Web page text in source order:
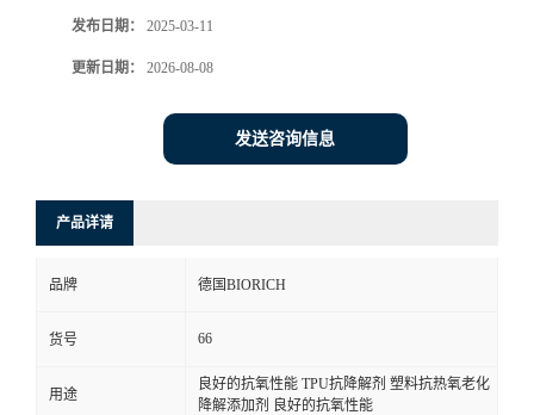
发布日期： 2025-03-11
更新日期： 2026-08-08
发送咨询信息
产品详请
品牌 德国BIORICH
货号 66
用途
良好的抗氧性能 TPU抗降解剂 塑料抗热氧老化
降解添加剂 良好的抗氧性能